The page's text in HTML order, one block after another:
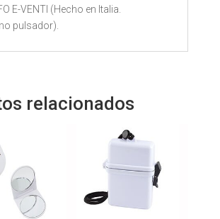
E-VENTI (Hecho en Italia.
pulsador).
relacionados